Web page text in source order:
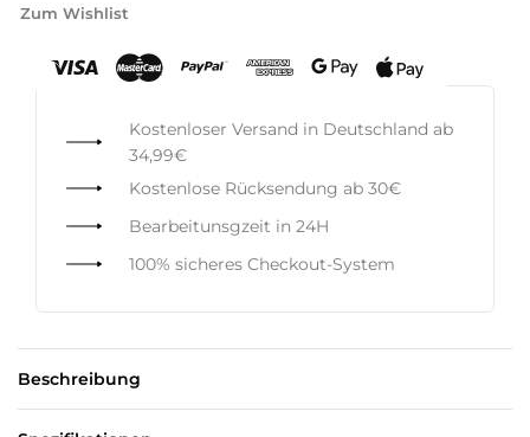
Zum Wishlist
Kostenloser Versand in Deutschland ab
34,99€
Kostenlose Rücksendung ab 30€
Bearbeitunsgzeit in 24H
100% sicheres Checkout-System
Beschreibung